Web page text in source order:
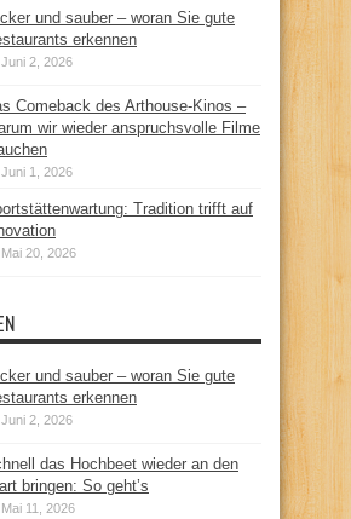
und sauber – woran Sie gute
erkennen
Juni 2, 2026
Comeback des Arthouse-Kinos –
wir wieder anspruchsvolle Filme
Juni 1, 2026
Tradition trifft auf
Mai 20, 2026
und sauber – woran Sie gute
erkennen
Juni 2, 2026
das Hochbeet wieder an den
bringen: So geht’s
Mai 11, 2026